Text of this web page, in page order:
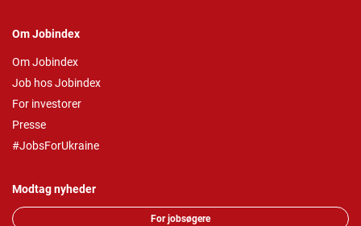
Om Jobindex
Om Jobindex
Job hos Jobindex
For investorer
Presse
#JobsForUkraine
Modtag nyheder
For jobsøgere